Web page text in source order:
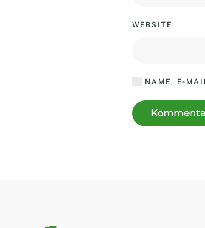
WEBSITE
NAME, E-